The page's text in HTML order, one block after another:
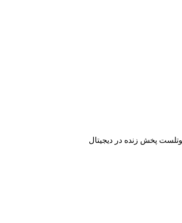
پخش زنده در دیجیتال